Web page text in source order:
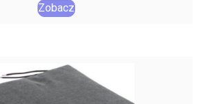
Zobacz